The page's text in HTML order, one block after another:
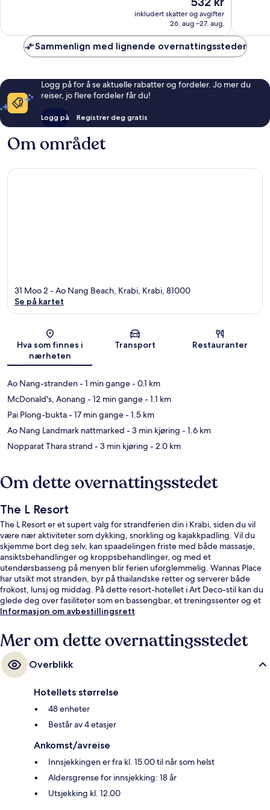
er
532 kr
inkludert skatter og avgifter
26. aug.–27. aug.
Sammenlign med lignende overnattingssteder
Logg på for å se aktuelle rabatter og fordeler. Jo mer du
reiser, jo flere fordeler får du!
Logg på Registrer deg gratis
Om området
Kart
31 Moo 2 - Ao Nang Beach, Krabi, Krabi, 81000
Se på kartet
Hva som finnes i
nærheten
Transport Restauranter
Ao Nang-stranden- 1 min gange- 0.1 km
McDonald's, Aonang - 12 min gange- 1.1 km
Pai Plong-bukta- 17 min gange- 1.5 km
Ao Nang Landmark nattmarked - 3 min kjøring - 1.6 km
Nopparat Thara strand - 3 min kjøring - 2.0 km
Om dette overnattingsstedet
The L Resort
The L Resort er et supert valg for strandferien din i Krabi, siden du vil
være nær aktiviteter som dykking, snorkling og kajakkpadling. Vil du
skjemme bort deg selv, kan spaadelingen friste med både massasje,
ansiktsbehandlinger og kroppsbehandlinger, og med et
utendørsbasseng på menyen blir ferien uforglemmelig. Wannas Place
har utsikt mot stranden, byr på thailandske retter og serverer både
frokost, lunsj og middag. På dette resort-hotellet i Art Deco-stil kan du
glede deg over fasiliteter som en bassengbar, et treningssenter og et
barnebasseng. Mange reisende liker den vennlige betjeningen.
Informasjon om avbestillingsrett
Mer om dette overnattingsstedet
Overblikk
Hotellets størrelse
48 enheter
Består av 4 etasjer
Ankomst/avreise
Innsjekkingen er fra kl. 15.00 til når som helst
Aldersgrense for innsjekking: 18 år
Utsjekking kl. 12.00